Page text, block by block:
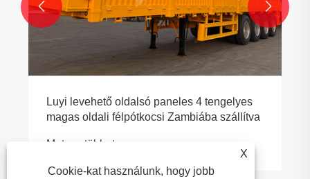
szállítva
 
X
Cookie-kat használunk, hogy jobb